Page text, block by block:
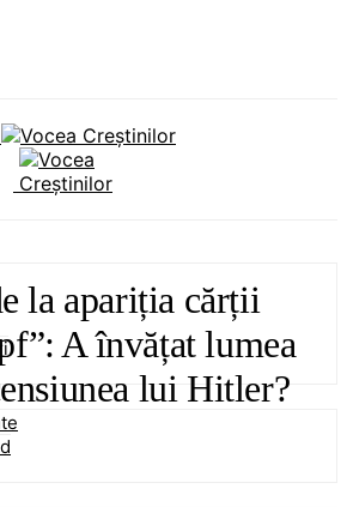
la apariția cărții
A învățat lumea
lui Hitler?